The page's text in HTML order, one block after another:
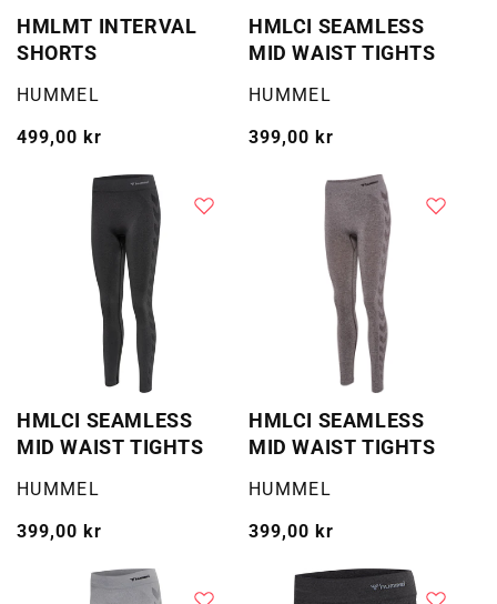
HMLMT INTERVAL
SHORTS
Selger:
HUMMEL
Vanlig
499,00 kr
HMLCI SEAMLESS
MID WAIST TIGHTS
Selger:
HUMMEL
Vanlig
399,00 kr
HMLCI SEAMLESS
MID WAIST TIGHTS
Selger:
HUMMEL
Vanlig
399,00 kr
HMLCI SEAMLESS
MID WAIST TIGHTS
Selger:
HUMMEL
Vanlig
399,00 kr